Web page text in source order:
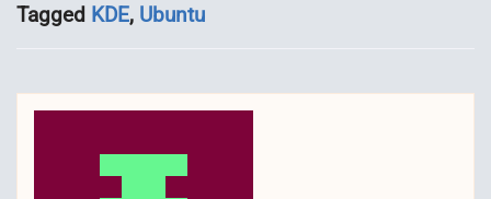
Tagged KDE, Ubuntu